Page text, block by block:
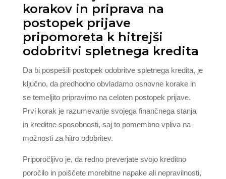
korakov in priprava na
postopek prijave
pripomoreta k hitrejši
odobritvi spletnega kredita
Da bi pospešili postopek odobritve spletnega kredita, je
ključno, da predhodno obvladamo osnovne korake in
se temeljito pripravimo na celoten postopek prijave.
Prvi korak je razumevanje svojega finančnega stanja
in kreditne sposobnosti, saj to pomembno vpliva na
možnosti za hitro odobritev.
Priporočljivo je, da redno preverjate svojo kreditno
poročilo in poiščete morebitne napake ali nepravilnosti,